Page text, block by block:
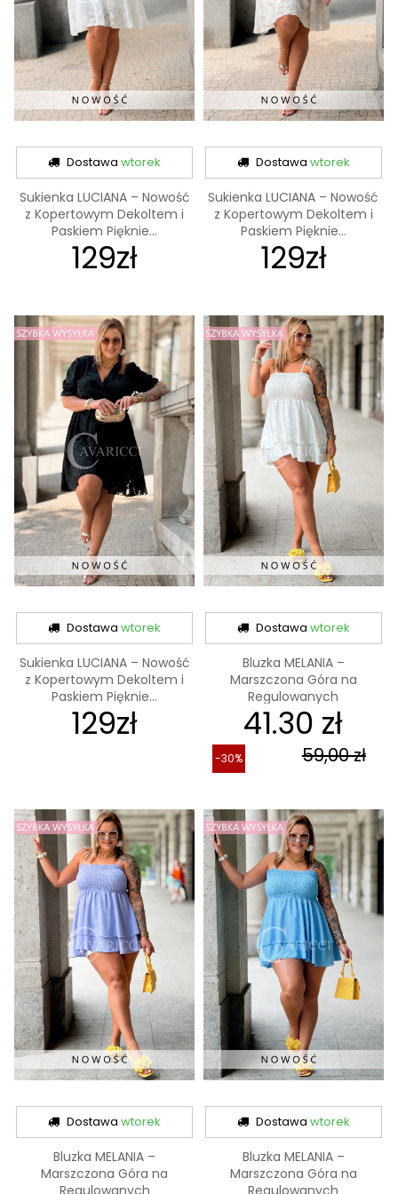
Dostawawtorek
Sukienka LUCIANA – Nowość
z Kopertowym Dekoltem i
Paskiem Pięknie...
129zł
Dostawa wtorek
Sukienka LUCIANA – Nowość
z Kopertowym Dekoltem i
Paskiem Pięknie...
129zł
Dostawawtorek
Sukienka LUCIANA – Nowość
z Kopertowym Dekoltem i
Paskiem Pięknie...
129zł
Dostawa wtorek
Bluzka MELANIA –
Marszczona Góra na
Regulowanych
Ramiączkach,...
41.30 zł
59,00 zł
-30%
Dostawawtorek
Bluzka MELANIA –
Marszczona Góra na
Regulowanych
Dostawa wtorek
Bluzka MELANIA –
Marszczona Góra na
Regulowanych